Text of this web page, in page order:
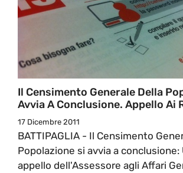
Il Censimento Generale Della
Avvia A Conclusione. Appello Ai
17 Dicembre 2011
BATTIPAGLIA - Il Censimento
Popolazione si avvia a conclusione:
appello dell'Assessore agli Affari